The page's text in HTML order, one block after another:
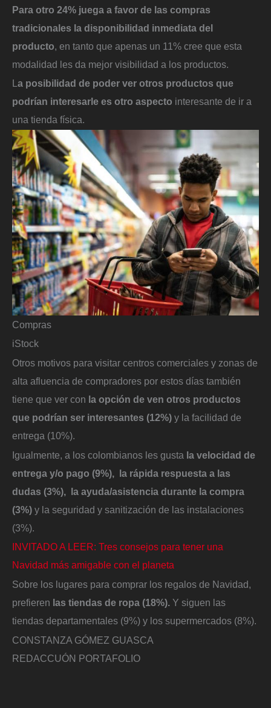
Para otro 24% juega a favor de las compras
tradicionales la disponibilidad inmediata del
producto , en tanto que apenas un 11% cree que esta
modalidad les da mejor visibilidad a los productos.
L a posibilidad de poder ver otros productos que
podrían interesarle es otro aspecto interesante de ir a
una tienda física.
Compras
iStock
Otros motivos para visitar centros comerciales y zonas de
alta afluencia de compradores por estos días también
tiene que ver con la opción de ven otros productos
que podrían ser interesantes (12%) y la facilidad de
entrega (10%).
Igualmente, a los colombianos les gusta la velocidad de
entrega y/o pago (9%), la rápida respuesta a las
dudas (3%), la ayuda/asistencia durante la compra
(3%) y la seguridad y sanitización de las instalaciones
(3%).
INVITADO A LEER: Tres consejos para tener una
Navidad más amigable con el planeta
Sobre los lugares para comprar los regalos de Navidad,
prefieren las tiendas de ropa (18%). Y siguen las
tiendas departamentales (9%) y los supermercados (8%).
CONSTANZA GÓMEZ GUASCA
REDACCUÓN PORTAFOLIO